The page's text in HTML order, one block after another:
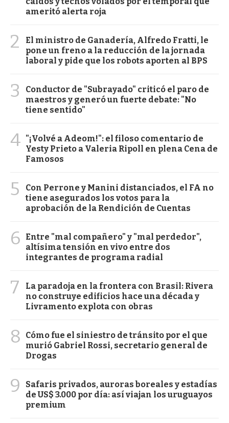
ameritó alerta roja
2
El ministro de Ganadería, Alfredo Fratti, le
pone un freno a la reducción de la jornada
laboral y pide que los robots aporten al BPS
3
Conductor de "Subrayado" criticó el paro de
maestros y generó un fuerte debate: "No
tiene sentido"
4 "¡Volvé a Adeom!": el filoso comentario de
Yesty Prieto a Valeria Ripoll en plena Cena de
Famosos
5
Con Perrone y Manini distanciados, el FA no
tiene asegurados los votos para la
aprobación de la Rendición de Cuentas
6
Entre "mal compañero" y "mal perdedor",
altísima tensión en vivo entre dos
integrantes de programa radial
7
La paradoja en la frontera con Brasil: Rivera
no construye edificios hace una década y
Livramento explota con obras
8
Cómo fue el siniestro de tránsito por el que
murió Gabriel Rossi, secretario general de
Drogas
9
Safaris privados, auroras boreales y estadías
de US$ 3.000 por día: así viajan los uruguayos
premium